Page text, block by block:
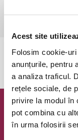
Acest site
Folosim cookie-
anunțurile, pentru
a analiza traficul.
rețele sociale, de
privire la modul în
pot combina cu
în urma folosirii